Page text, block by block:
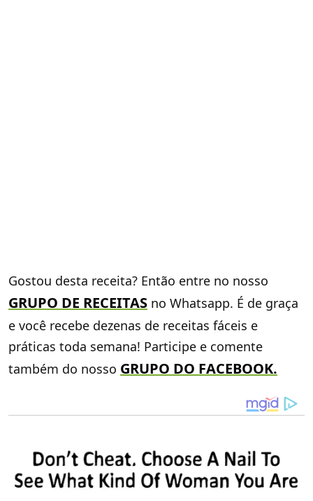
Gostou desta receita? Então entre no nosso
GRUPO DE RECEITAS no Whatsapp. É de graça
e você recebe dezenas de receitas fáceis e
práticas toda semana! Participe e comente
também do nosso GRUPO DO FACEBOOK.